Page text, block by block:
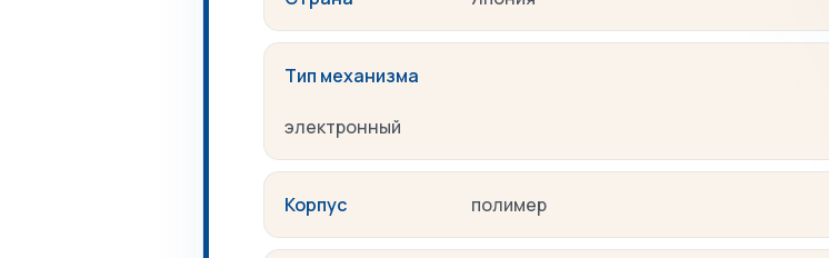
Тип механизма
электронный
Корпус полимер